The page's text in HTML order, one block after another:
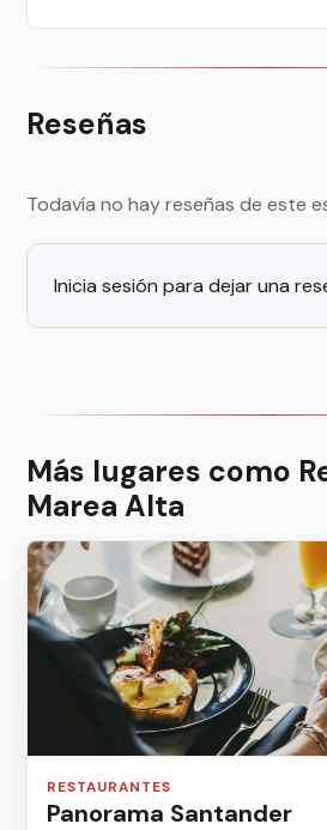
Reseñas
Todavía no hay reseñas de este
Inicia sesión para dejar una
Más lugares como
Marea Alta
RESTAURANTES
Panorama Santander